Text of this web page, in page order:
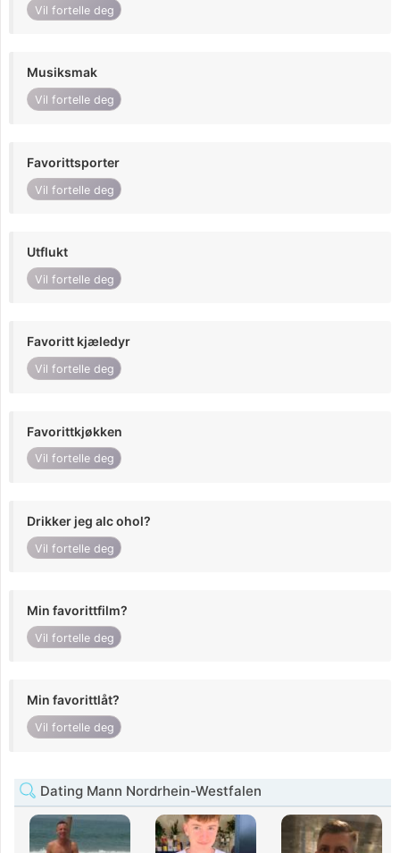
Vil fortelle deg
Musiksmak
Vil fortelle deg
Favorittsporter
Vil fortelle deg
Utflukt
Vil fortelle deg
Favoritt kjæledyr
Vil fortelle deg
Favorittkjøkken
Vil fortelle deg
Drikker jeg alc ohol?
Vil fortelle deg
Min favorittfilm?
Vil fortelle deg
Min favorittlåt?
Vil fortelle deg
Dating Mann Nordrhein-Westfalen